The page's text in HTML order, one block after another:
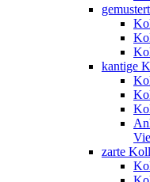
kantige
zarte